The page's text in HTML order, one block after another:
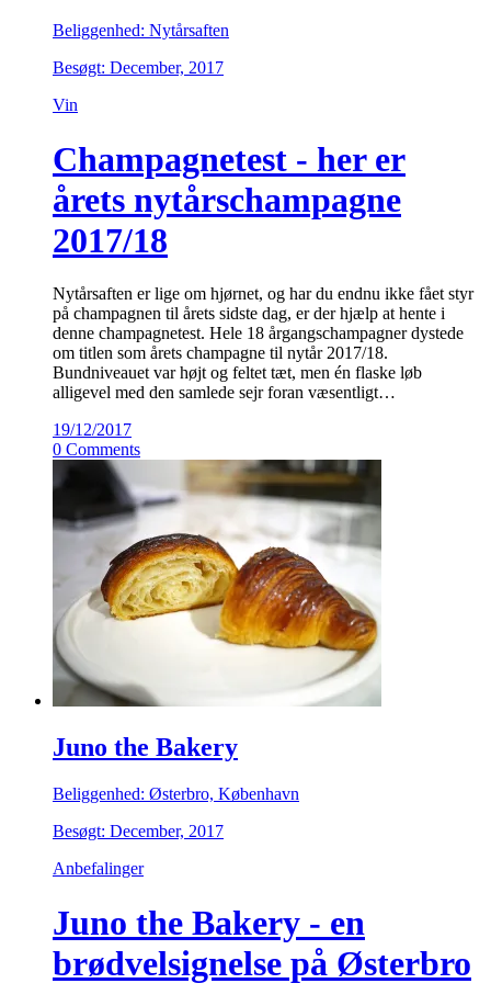
Beliggenhed: Nytårsaften
Besøgt: December, 2017
Vin
Champagnetest - her er
årets nytårschampagne
2017/18
Nytårsaften er lige om hjørnet, og har du endnu ikke fået styr
på champagnen til årets sidste dag, er der hjælp at hente i
denne champagnetest. Hele 18 årgangschampagner dystede
om titlen som årets champagne til nytår 2017/18.
Bundniveauet var højt og feltet tæt, men én flaske løb
alligevel med den samlede sejr foran væsentligt…
19/12/2017
0 Comments
Juno the Bakery
Beliggenhed: Østerbro, København
Besøgt: December, 2017
Anbefalinger
Juno the Bakery - en
brødvelsignelse på Østerbro